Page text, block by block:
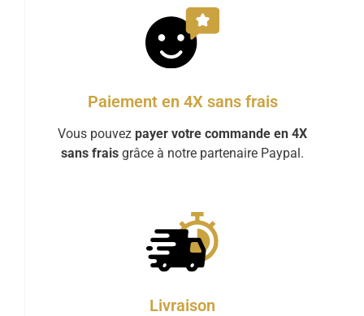
Paiement en 4X sans frais
Vous pouvez payer votre commande en 4X
sans frais grâce à notre partenaire Paypal.
Livraison